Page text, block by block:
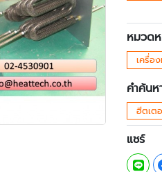
หมวด
เครื่อ
คำค้นห
ฮีตเต
แชร์